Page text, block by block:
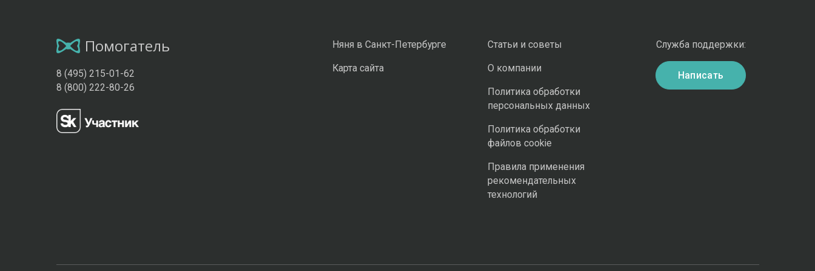
Помогатель
8 (495) 215-01-62
8 (800) 222-80-26
Няня в Санкт-Петербурге
Карта сайта
Статьи и советы
О компании
Политика обработки
персональных данных
Политика обработки
файлов cookie
Правила применения
рекомендательных
технологий
Служба поддержки:
Написать